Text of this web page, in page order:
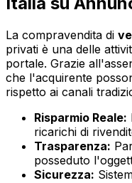
La compravendita di
privati è una delle
portale. Grazie
che l'acquirente
rispetto ai canali
Risparmio Reale:
ricarichi di
Trasparenza:
posseduto
Sicurezza: